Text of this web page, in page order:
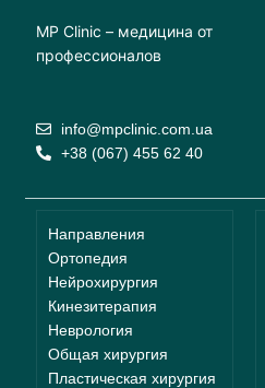
MP Clinic – медицина от
профессионалов
info@mpclinic.com.ua
+38 (067) 455 62 40
Направления
Ортопедия
Нейрохирургия
Кинезитерапия
Неврология
Общая хирургия
Пластическая хирургия